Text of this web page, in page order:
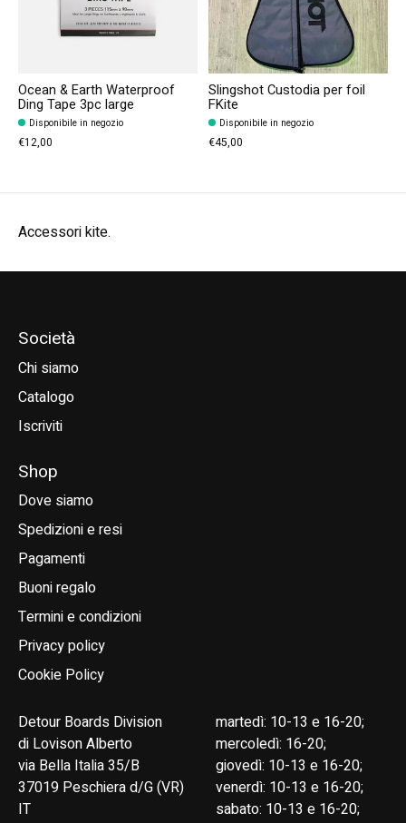
Ocean & Earth Waterproof
Ding Tape 3pc large
Disponibile in negozio
€12,00
Slingshot Custodia per foil
FKite
Disponibile in negozio
€45,00
Accessori kite.
Società
Chi siamo
Catalogo
Iscriviti
Shop
Dove siamo
Spedizioni e resi
Pagamenti
Buoni regalo
Termini e condizioni
Privacy policy
Cookie Policy
Detour Boards Division
di Lovison Alberto
via Bella Italia 35/B
37019 Peschiera d/G (VR)
IT
martedì: 10-13 e 16-20;
mercoledì: 16-20;
giovedì: 10-13 e 16-20;
venerdì: 10-13 e 16-20;
sabato: 10-13 e 16-20;